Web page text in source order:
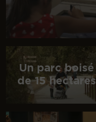
Un parc boisé
de 15 hectares